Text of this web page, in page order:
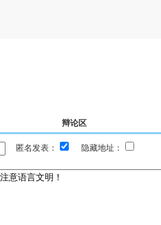
辩论区
匿名发表：
隐藏地址：